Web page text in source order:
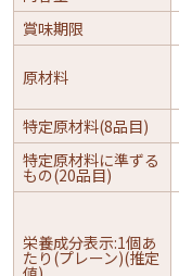
賞味期限
原材料
特定原材料(8品目)
特定原材料に準ずる
もの(20品目)
栄養成分表示:1個あ
たり(プレーン)(推定